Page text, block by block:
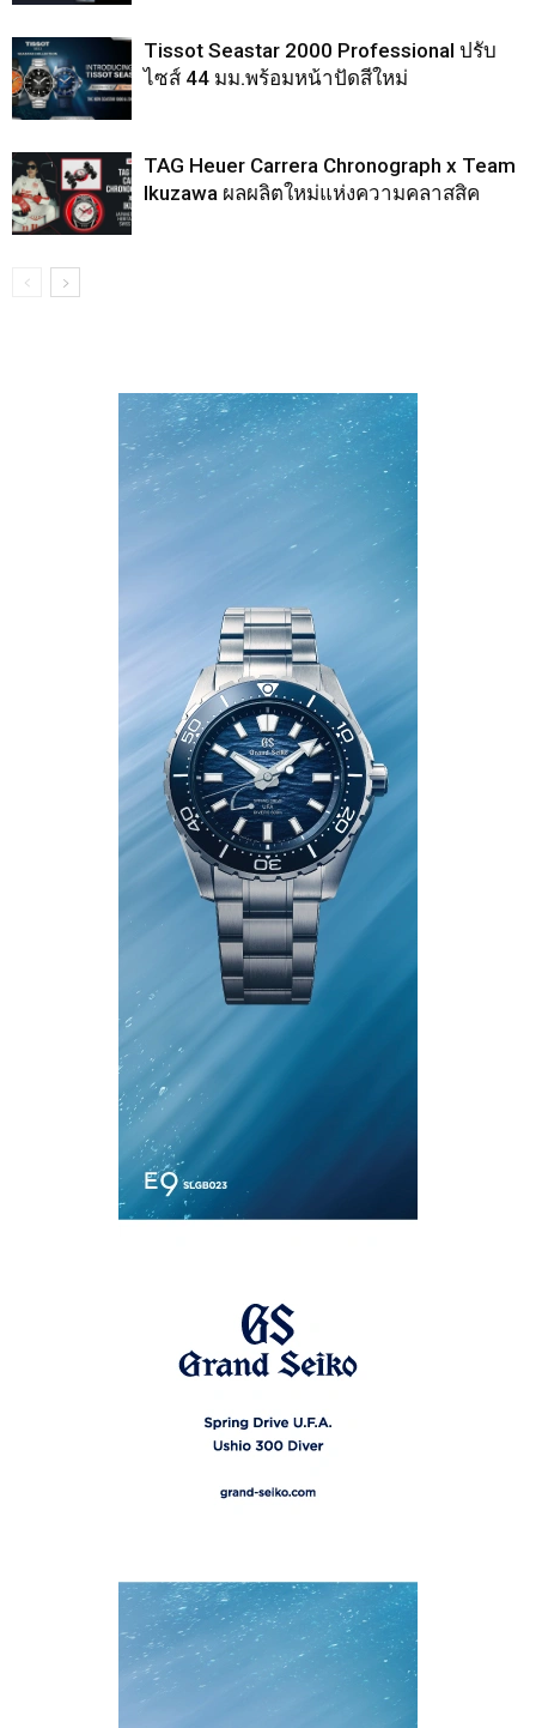
Tissot Seastar 2000 Professional ปรับ
ไซส์ 44 มม.พร้อมหน้าปัดสีใหม่
TAG Heuer Carrera Chronograph x Team
Ikuzawa ผลผลิตใหม่แห่งความคลาสสิค